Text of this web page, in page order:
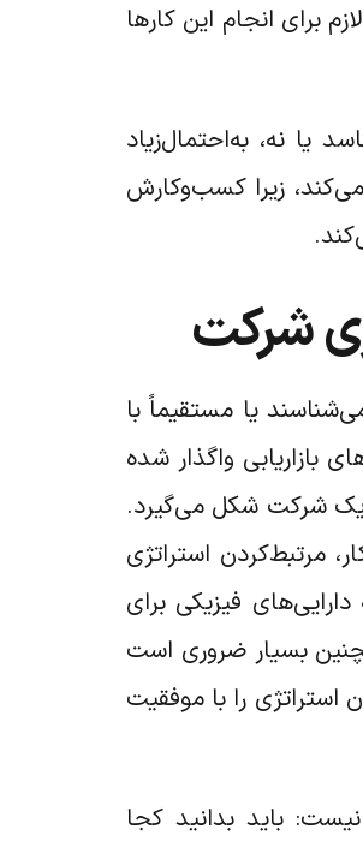
برای انجام این کارها
یا نه، به‌احتمال‌زیاد
زیرا کسب‌وکارش
شرکت
یا مستقیماً با
بازاریابی واگذار شده
شرکت شکل می‌گیرد.
مرتبط‌کردن استراتژی
فیزیکی برای
بسیار ضروری است
را با موفقیت
باید بدانید کجا